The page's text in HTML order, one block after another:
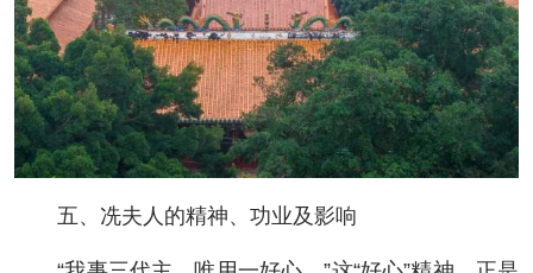
五、冼夫人的精神、功业及影响